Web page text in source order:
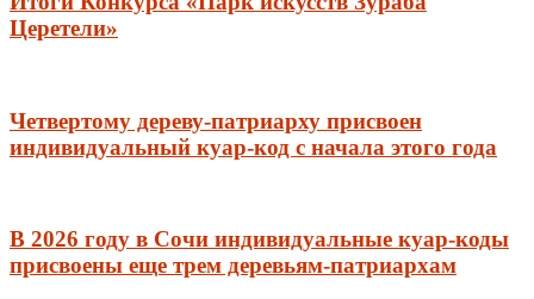
Церетели»
Четвертому дереву-патриарху присвоен
индивидуальный куар-код с начала этого года
В 2026 году в Сочи индивидуальные куар-коды
присвоены еще трем деревьям-патриархам